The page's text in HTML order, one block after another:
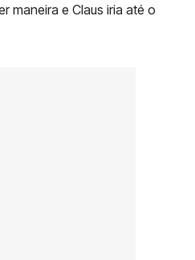
maneira e Claus iria até o